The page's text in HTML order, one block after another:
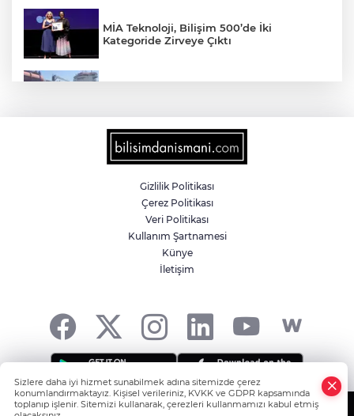
MİA Teknoloji, Bilişim 500’de İki
Kategoride Zirveye Çıktı
6 milyon emekliyi ilgilendiriyor... Emekli
aylığı fark ödemeleri 7 Ağustos'ta
Teröristler teslim olmaya devam ediyor...
Hudutlarda 490 kişi yakalandı
İletişim'den 'Terörsüz Türkiye' hedefli
Gizlilik Politikası
Çerez Politikası
Veri Politikası
Kullanım Şartnamesi
Künye
İletişim
Sizlere daha iyi hizmet sunabilmek adına sitemizde çerez
konumlandırmaktayız. Kişisel verileriniz, KVKK ve GDPR kapsamında
toplanıp işlenir. Sitemizi kullanarak, çerezleri kullanmamızı kabul etmiş